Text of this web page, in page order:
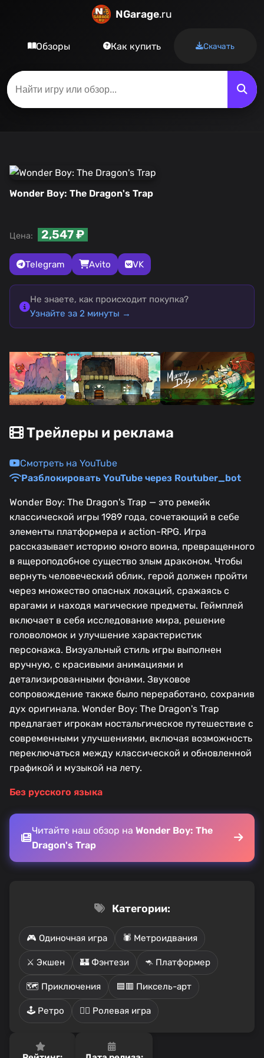
NGarage.ru
Обзоры Как купить Скачать
Wonder Boy: The Dragon's Trap
Цена: 2,547 ₽
Telegram Avito VK
Не знаете, как происходит покупка?
Узнайте за 2 минуты →
Трейлеры и реклама
Смотреть на YouTube
Разблокировать YouTube через Routuber_bot
Wonder Boy: The Dragon's Trap — это ремейк
классической игры 1989 года, сочетающий в себе
элементы платформера и action-RPG. Игра
рассказывает историю юного воина, превращенного
в ящероподобное существо злым драконом. Чтобы
вернуть человеческий облик, герой должен пройти
через множество опасных локаций, сражаясь с
врагами и находя магические предметы. Геймплей
включает в себя исследование мира, решение
головоломок и улучшение характеристик
персонажа. Визуальный стиль игры выполнен
вручную, с красивыми анимациями и
детализированными фонами. Звуковое
сопровождение также было переработано, сохранив
дух оригинала. Wonder Boy: The Dragon's Trap
предлагает игрокам ностальгическое путешествие с
современными улучшениями, включая возможность
переключаться между классической и обновленной
графикой и музыкой на лету.
Без русского языка
Читайте наш обзор на Wonder Boy: The
Dragon's Trap
Категории:
🎮 Одиночная игра 🕷️ Метроидвания
⚔️ Экшен 🏰 Фэнтези 🦘 Платформер
🗺️ Приключения 🟦🟥 Пиксель-арт
🕹️ Ретро 🧙‍♂️ Ролевая игра